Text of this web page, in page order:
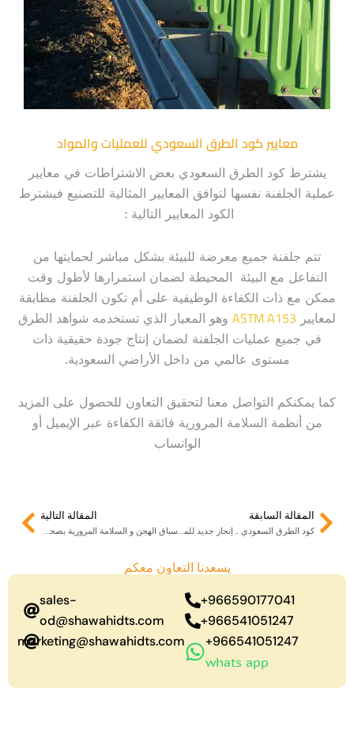
معايير كود الطرق السعودي للعمليات والمواد
يشترط كود الطرق السعودي بعض الاشتراطات في معايير
عملية الجلفنة نفسها لتوافق المعايير المثالية للتصنيع فيشترط
الكود المعايير التالية :
تتم جلفنة جميع معرضة للبيئة بشكل مباشر لحمايتها من
التفاعل مع البيئة المحيطة لضمان استمرارها لأطول وقت
ممكن مع ذات الكفاءة الوظيفية على أم تكون الجلفنة مطابقة
لمعايير ASTM A153 وهو المعيار الذي تستخدمه شواهد الطرق
في جميع عمليات الجلفنة لضمان إنتاج جودة حقيقية ذات
مستوى عالمي من داخل الأراضي السعودية.
كما يمكنكم التواصل معنا لتحقيق التعاون للحصول على المزيد
من أنظمة السلامة المرورية فائقة الكفاءة عبر الإيميل أو
الواتساب
Prevالمقالة السابقة
كود الطرق السعودي .. إنجاز جديد للمملكة في السلامة المرورية
المقالة التالية
سباق الهجن و السلامة المرورية بصحراء السعودية
يسعدنا التعاون معكم
sales-
od@shawahidts.com
marketing@shawahidts.com
966590177041+
966541051247+
966541051247+
whats app